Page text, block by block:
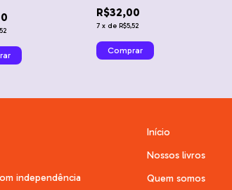
R$32,00
7 x de R$5,52
independência
Início
Nossos livros
Quem somos